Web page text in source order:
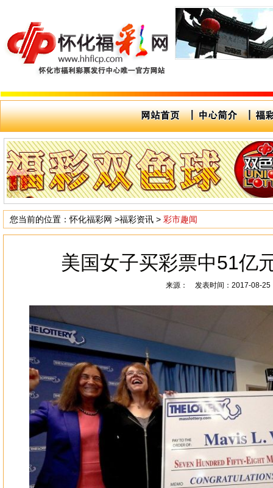
您当前的位置：怀化福彩网 >福彩资讯 > 彩市趣闻
美国女子买彩票中51亿
来源： 发表时间：2017-08-25